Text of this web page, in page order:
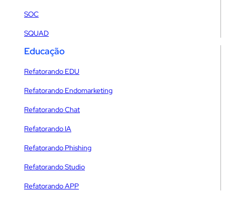
SOC
SQUAD
Educação
Refatorando EDU
Refatorando Endomarketing
Refatorando Chat
Refatorando IA
Refatorando Phishing
Refatorando Studio
Refatorando APP